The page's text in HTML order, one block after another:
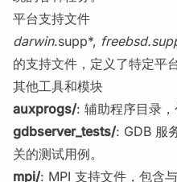
平台支持文件
darwin.supp*,
的支持文件，定义了特定平
其他工具和模块
auxprogs/: 辅助程序目录，
gdbserver_tests/: GDB 服
关的测试用例。
mpi/: MPI 支持文件，包含